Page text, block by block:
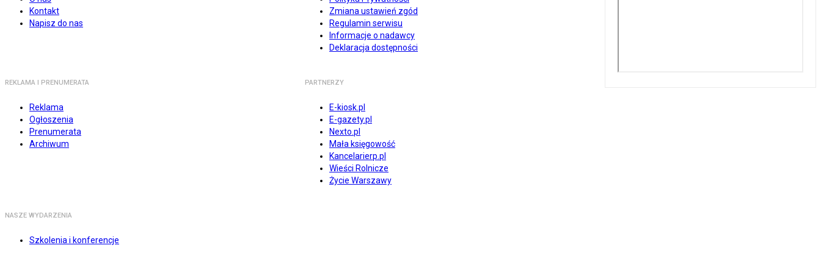
Kontakt
Napisz do nas
Zmiana ustawień zgód
Regulamin serwisu
Informacje o nadawcy
Deklaracja dostępności
REKLAMA I PRENUMERATA
Reklama
Ogłoszenia
Prenumerata
Archiwum
PARTNERZY
E-kiosk.pl
E-gazety.pl
Nexto.pl
Mała księgowość
Kancelarierp.pl
Wieści Rolnicze
Życie Warszawy
NASZE WYDARZENIA
Szkolenia i konferencje